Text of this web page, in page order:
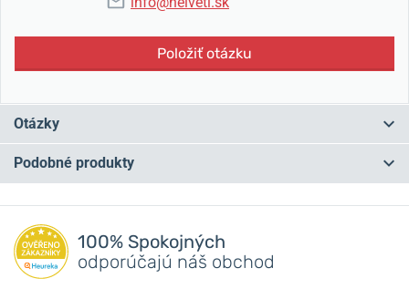
Položiť otázku
Otázky
Máte otázku? Zanechajte nám komentár
Pridať dotaz
Podobné produkty
100% Spokojných
odporúčajú náš obchod